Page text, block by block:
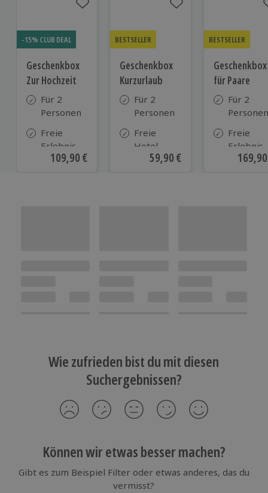
-15% CLUB DEAL
Geschenkbox
Zur Hochzeit
Für 2
Personen
Freie
Erlebnis-
Auswahl
Aktueller Preis
109,90 €
BESTSELLER
Geschenkbox
Kurzurlaub
Für 2
Personen
Freie
Hotel-
Auswahl
Aktueller Preis
59,90 €
BESTSELLER
Geschenkbox
für Paare
Für 2
Personen
Freie
Erlebnis-
Auswahl
Wie zufrieden bist du mit diesen
Suchergebnissen?
Können wir etwas besser machen?
Gibt es zum Beispiel Filter oder etwas anderes, das du
vermisst?